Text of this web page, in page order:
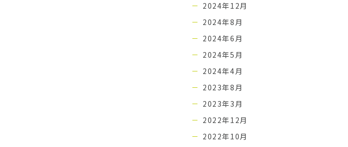
2024年12月
2024年8月
2024年6月
2024年5月
2024年4月
2023年8月
2023年3月
2022年12月
2022年10月